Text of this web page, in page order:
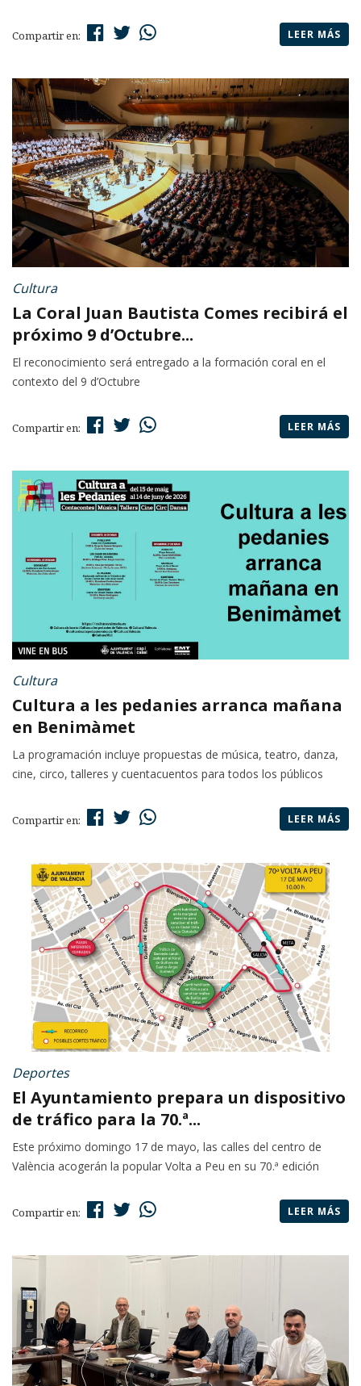
Compartir en: LEER MÁS
Cultura
La Coral Juan Bautista Comes recibirá el
próximo 9 d’Octubre...
El reconocimiento será entregado a la formación coral en el
contexto del 9 d’Octubre
Compartir en: LEER MÁS
Cultura
Cultura a les pedanies arranca mañana
en Benimàmet
La programación incluye propuestas de música, teatro, danza,
cine, circo, talleres y cuentacuentos para todos los públicos
Compartir en: LEER MÁS
Deportes
El Ayuntamiento prepara un dispositivo
de tráfico para la 70.ª...
Este próximo domingo 17 de mayo, las calles del centro de
València acogerán la popular Volta a Peu en su 70.ª edición
Compartir en: LEER MÁS